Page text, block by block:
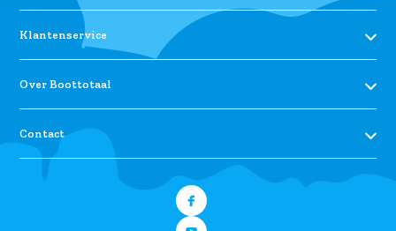
Klantenservice
Over Boottotaal
Contact